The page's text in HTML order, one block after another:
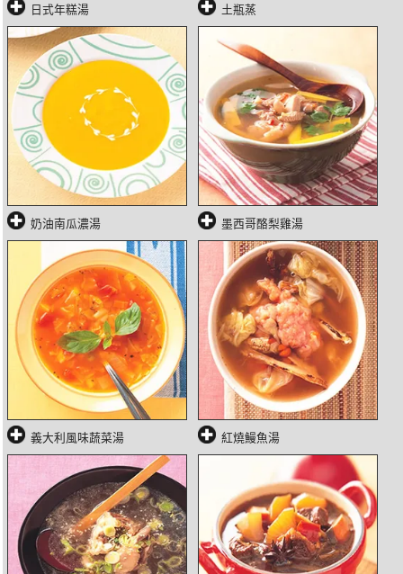
日式年糕湯 土瓶蒸
奶油南瓜濃湯 墨西哥酪梨雞湯
義大利風味蔬菜湯 紅燒鰻魚湯